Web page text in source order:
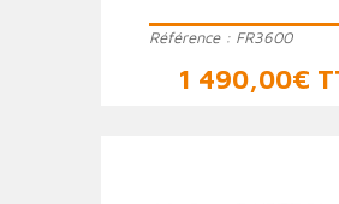
Référence : FR3600
Prix
1 490,00€